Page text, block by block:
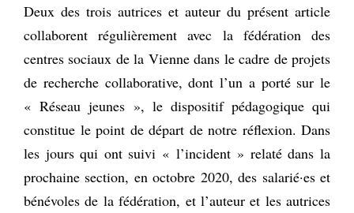
Deux des trois autrices et auteur du présent article
collaborent régulièrement avec la fédération des
centres sociaux de la Vienne dans le cadre de projets
de recherche collaborative, dont l’un a porté sur le
« Réseau jeunes », le dispositif pédagogique qui
constitue le point de départ de notre réflexion. Dans
les jours qui ont suivi « l’incident » relaté dans la
prochaine section, en octobre 2020, des salarié·es et
bénévoles de la fédération, et l’auteur et les autrices